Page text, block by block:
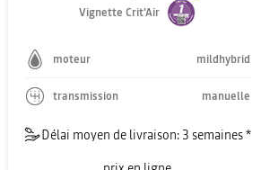
Vignette Crit'Air
moteur mildhybrid
transmission manuelle
Délai moyen de livraison: 3 semaines *